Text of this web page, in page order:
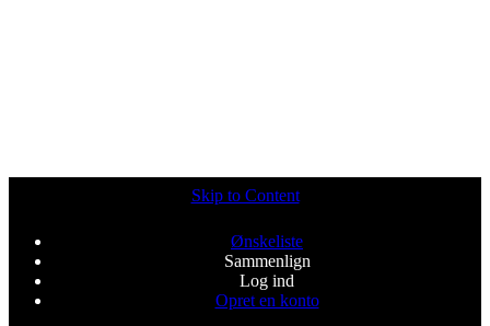
Skip to Content
Ønskeliste
Sammenlign
Log ind
Opret en konto